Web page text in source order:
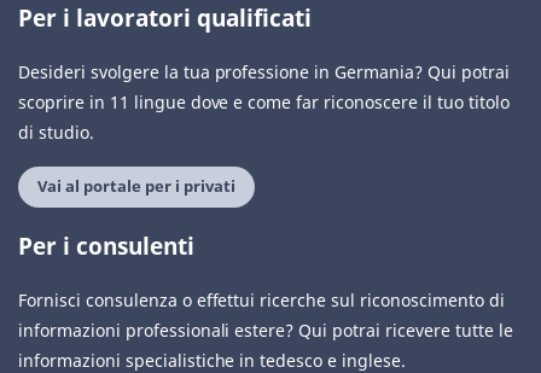
Per i lavoratori qualificati
Desideri svolgere la tua professione in Germania? Qui potrai
scoprire in 11 lingue dove e come far riconoscere il tuo titolo
di studio.
Vai al portale per i privati
Per i consulenti
Fornisci consulenza o effettui ricerche sul riconoscimento di
informazioni professionali estere? Qui potrai ricevere tutte le
informazioni specialistiche in tedesco e inglese.